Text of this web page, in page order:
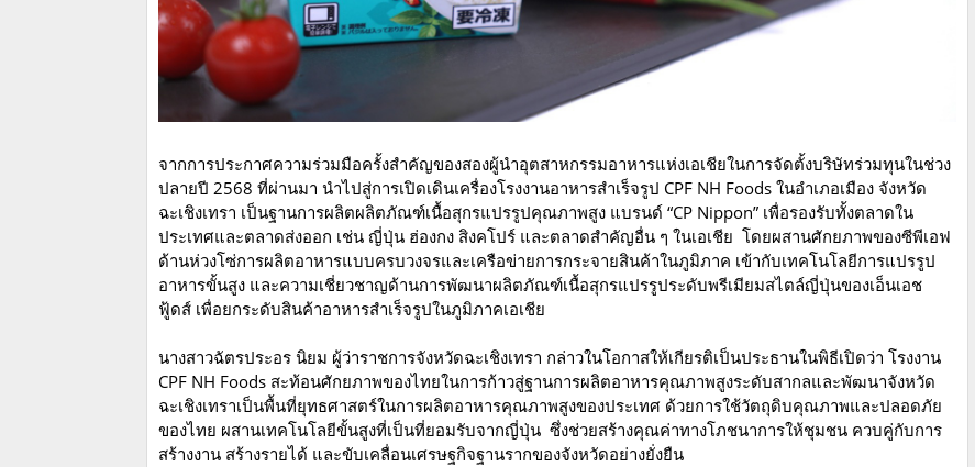
จากการประกาศความร่วมมือครั้งสำคัญของสองผู้นำอุตสาหกรรมอาหารแห่งเอเชียในการจัดตั้งบริษัทร่วมทุนในช่วง
ปลายปี 2568 ที่ผ่านมา นำไปสู่การเปิดเดินเครื่องโรงงานอาหารสำเร็จรูป CPF NH Foods ในอำเภอเมือง จังหวัด
ฉะเชิงเทรา เป็นฐานการผลิตผลิตภัณฑ์เนื้อสุกรแปรรูปคุณภาพสูง แบรนด์ “CP Nippon” เพื่อรองรับทั้งตลาดใน
ประเทศและตลาดส่งออก เช่น ญี่ปุ่น ฮ่องกง สิงคโปร์ และตลาดสำคัญอื่น ๆ ในเอเชีย โดยผสานศักยภาพของซีพีเอฟ
ด้านห่วงโซ่การผลิตอาหารแบบครบวงจรและเครือข่ายการกระจายสินค้าในภูมิภาค เข้ากับเทคโนโลยีการแปรรูป
อาหารขั้นสูง และความเชี่ยวชาญด้านการพัฒนาผลิตภัณฑ์เนื้อสุกรแปรรูประดับพรีเมียมสไตล์ญี่ปุ่นของเอ็นเอช
ฟู้ดส์ เพื่อยกระดับสินค้าอาหารสำเร็จรูปในภูมิภาคเอเชีย
นางสาวฉัตรประอร นิยม ผู้ว่าราชการจังหวัดฉะเชิงเทรา กล่าวในโอกาสให้เกียรติเป็นประธานในพิธีเปิดว่า โรงงาน
CPF NH Foods สะท้อนศักยภาพของไทยในการก้าวสู่ฐานการผลิตอาหารคุณภาพสูงระดับสากลและพัฒนาจังหวัด
ฉะเชิงเทราเป็นพื้นที่ยุทธศาสตร์ในการผลิตอาหารคุณภาพสูงของประเทศ ด้วยการใช้วัตถุดิบคุณภาพและปลอดภัย
ของไทย ผสานเทคโนโลยีขั้นสูงที่เป็นที่ยอมรับจากญี่ปุ่น ซึ่งช่วยสร้างคุณค่าทางโภชนาการให้ชุมชน ควบคู่กับการ
สร้างงาน สร้างรายได้ และขับเคลื่อนเศรษฐกิจฐานรากของจังหวัดอย่างยั่งยืน